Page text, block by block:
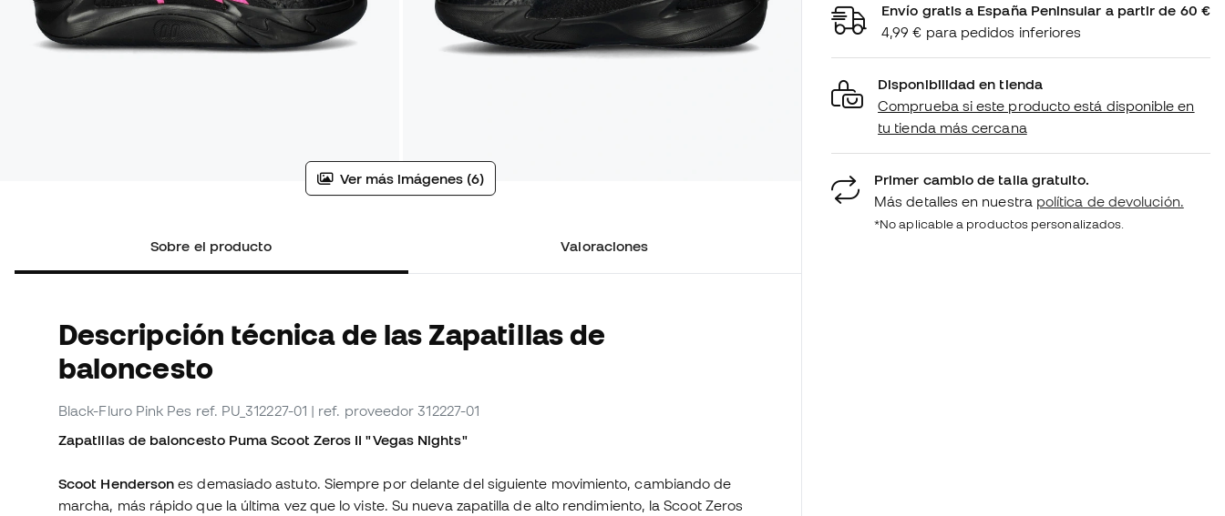
Ver más imágenes (6)
Sobre el producto Valoraciones
Descripción técnica de las Zapatillas de
baloncesto
Black-Fluro Pink Pes ref. PU_312227-01 | ref. proveedor 312227-01
Zapatillas de baloncesto Puma Scoot Zeros II "Vegas Nights"
Scoot Henderson es demasiado astuto. Siempre por delante del siguiente movimiento, cambiando de
marcha, más rápido que la última vez que lo viste. Su nueva zapatilla de alto rendimiento, la Scoot Zeros
Envío gratis a España Peninsular a partir de 60 €
4,99 € para pedidos inferiores
Disponibilidad en tienda
Comprueba si este producto está disponible en
tu tienda más cercana
Primer cambio de talla gratuito.
Más detalles en nuestra política de devolución.
*No aplicable a productos personalizados.